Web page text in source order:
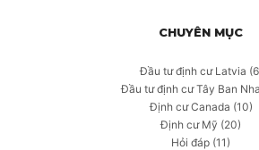
CHUYÊN MỤC
Đầu tư định cư Latvia
Đầu tư định cư Tây Ban Nha
Định cư Canada (10)
Định cư Mỹ (20)
Hỏi đáp (11)